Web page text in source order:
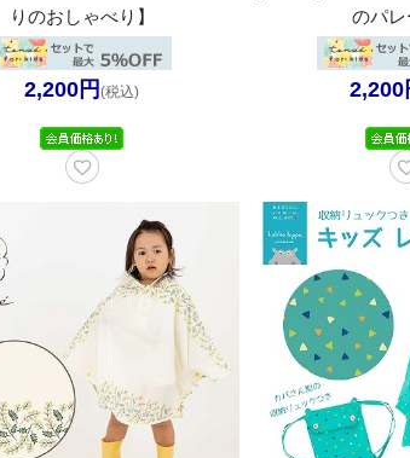
りのおしゃべり】
2,200円 (税込)
のパレ
2,200